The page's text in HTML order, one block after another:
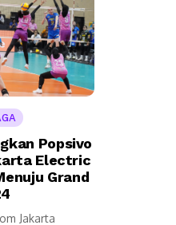
Popsivo
Electric
Grand
Jakarta